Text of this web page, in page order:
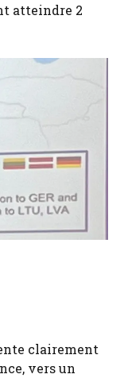
atteindre 2
clairement
vers un